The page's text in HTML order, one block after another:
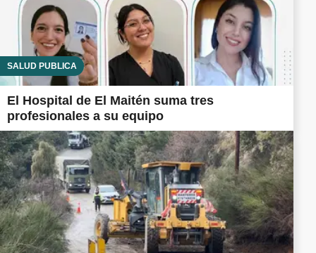
SALUD PÚBLICA
El Hospital de El Maitén suma tres
profesionales a su equipo